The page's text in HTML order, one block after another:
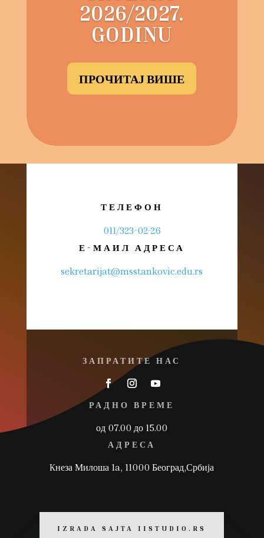
2026/2027.
GODINU
ПРОЧИТАЈ ВИШЕ
ТЕЛЕФОН
011/323-02-26
Е-МАИЛ АДРЕСА
sekretarijat@msstankovic.edu.rs
ЗАПРАТИТЕ НАС
РАДНО ВРЕМЕ
од 07.00 до 15.00
АДРЕСА
Kнеза Милоша 1a, 11000 Београд,Србија
IZRADA SAJTA IISTUDIO.RS